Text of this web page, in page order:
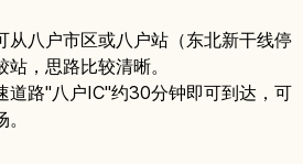
从八户市区或八户站（东北新干线停
，思路比较清晰。
道路"八户IC"约30分钟即可到达，可